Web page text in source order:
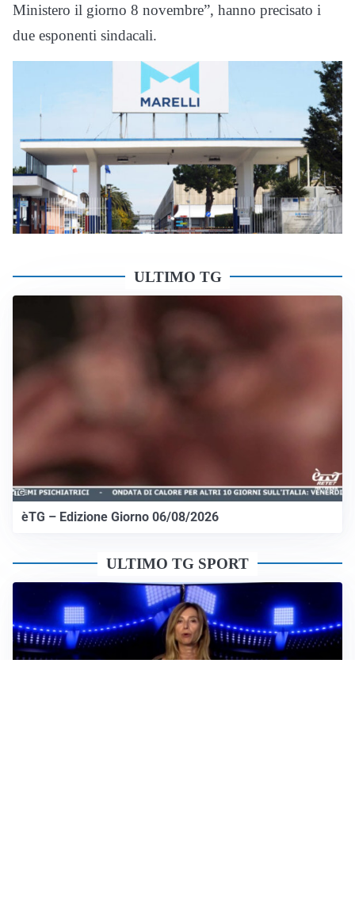
Ministero il giorno 8 novembre”, hanno precisato i
due esponenti sindacali.
ULTIMO TG
èTG – Edizione Giorno 06/08/2026
ULTIMO TG SPORT